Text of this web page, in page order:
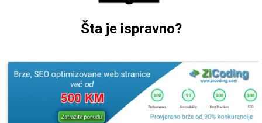
Šta je ispravno?